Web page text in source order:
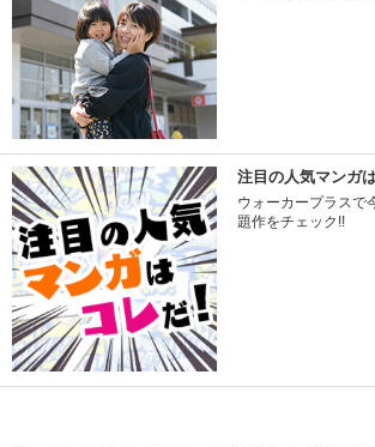
注目の人気マンガ
ウォーカープラスで
題作をチェック!!